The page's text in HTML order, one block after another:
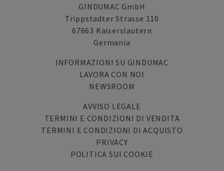
GINDUMAC GmbH
Trippstadter Strasse 110
67663 Kaiserslautern
Germania
INFORMAZIONI SU GINDUMAC
LAVORA CON NOI
NEWSROOM
AVVISO LEGALE
TERMINI E CONDIZIONI DI VENDITA
TERMINI E CONDIZIONI DI ACQUISTO
PRIVACY
POLITICA SUI COOKIE